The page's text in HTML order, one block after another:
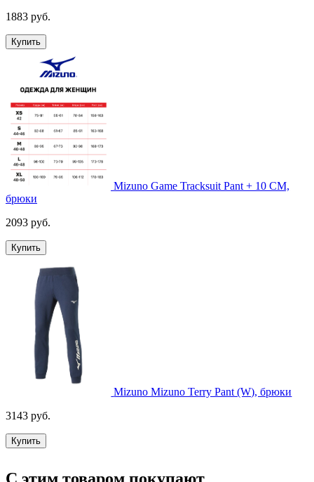
1883 руб.
Купить
Mizuno Game Tracksuit Pant + 10 CM,
брюки
2093 руб.
Купить
Mizuno Mizuno Terry Pant (W), брюки
3143 руб.
Купить